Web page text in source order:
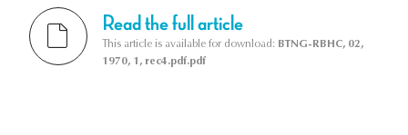
Read the full article
This article is available for download: BTNG-RBHC, 02,
1970, 1, rec4.pdf.pdf